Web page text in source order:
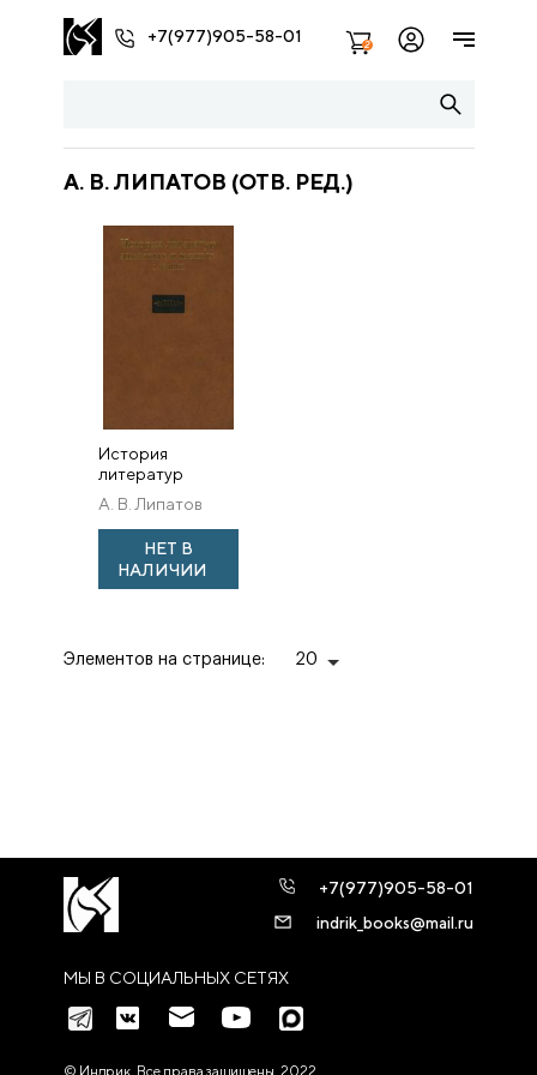
+7(977)905-58-01 2
А. В. ЛИПАТОВ (ОТВ. РЕД.)
История
литератур
западных и
южных славян.
Том I: От истоков
до середины XVIII
века /
А. В. Липатов
НЕТ В
НАЛИЧИИ
Элементов на странице: 20
МЫ В СОЦИАЛЬНЫХ СЕТЯХ
+7(977)905-58-01
indrik_books@mail.ru
© Индрик. Все права защищены, 2022